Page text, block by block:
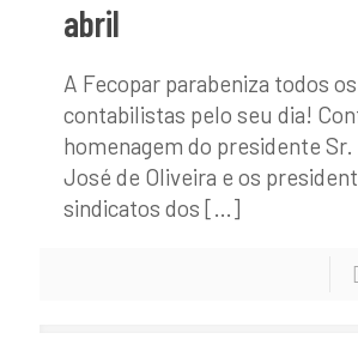
abril
A Fecopar parabeniza todos os
contabilistas pelo seu dia!
homenagem do presidente
José de Oliveira e os
sindicatos dos […]